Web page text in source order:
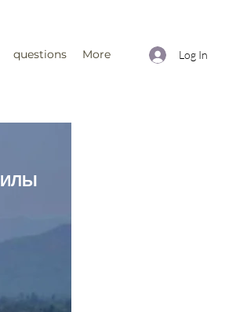
questions More Log In